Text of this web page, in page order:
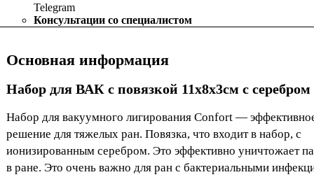
Telegram
Консультации со специалистом
Основная информация
Набор для ВАК с повязкой 11х8х3см с серебром
Набор для вакуумного лигирования Confort —
решение для тяжелых ран. Повязка, что входит в набор, с
ионизированным серебром. Это эффективно уничтожает
в ране. Это очень важно для ран c бактериальными